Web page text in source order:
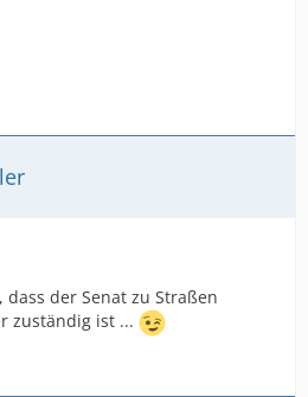
der Senat zu Straßen
zuständig ist ...